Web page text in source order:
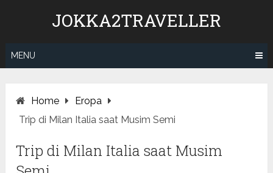
JOKKA2TRAVELLER
MENU
Home
Eropa
Trip di Milan Italia saat Musim Semi
Trip di Milan Italia saat Musim